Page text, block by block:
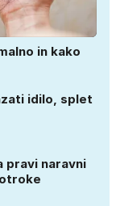
in kako
idilo, splet
pravi naravni